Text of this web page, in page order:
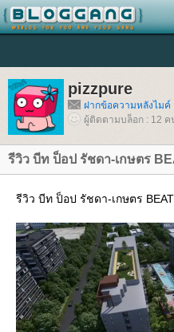
pizzpure
ฝากข้อความหลังไมค์
ผู้ติดตามบล็อก : 12 ค
รีวิว บีท ป็อป รัชดา-เกษตร
รีวิว บีท ป็อป รัชดา-เกษตร